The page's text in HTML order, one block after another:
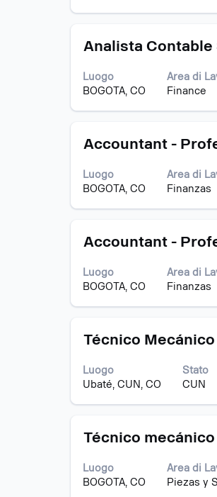
delle
lavoro.
barra
per
i
contenuti
delle
lavoro.
Titolo
Analista Contable
Luogo
BOGOTA, CO
Area di
Finance
Effettuare
selezione
con
barra
per
i
contenuti
delle
lavoro.
Titolo
Accountant -
Luogo
BOGOTA, CO
Area di
Finanzas
Effettuare
selezione
con
barra
per
i
contenuti
delle
lavoro.
Titolo
Accountant -
Luogo
BOGOTA, CO
Area di
Finanzas
Effettuare
selezione
con
barra
per
i
contenuti
integrali
delle
lavoro.
Titolo
Técnico Mecánico
Luogo
Ubaté, CUN, CO
Stato
CUN
Effettuare
selezione
con
barra
per
i
contenuti
Titolo
Técnico mecánico
Luogo
BOGOTA, CO
Area di
Piezas y
Effettuare
selezione
con